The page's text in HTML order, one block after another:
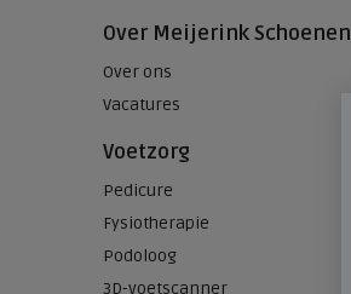
Over Meijerink Schoenen
Over ons
Vacatures
Voetzorg
Pedicure
Fysiotherapie
Podoloog
3D-voetscanner